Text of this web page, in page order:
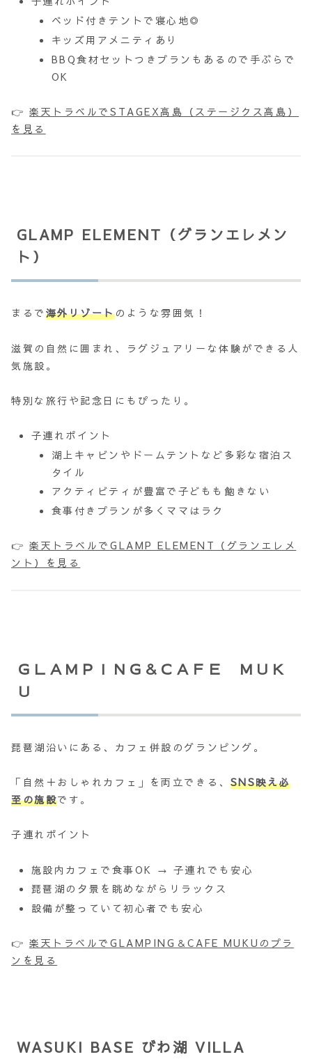
ベッド付きテントで寝心地◎
キッズ用アメニティあり
BBQ食材セットつきプランもあるので手ぶらで
OK
👉楽天トラベルでSTAGEX高島（ステージクス高島）
を見る
GLAMP ELEMENT（グランエレメン
ト）
まるで 海外リゾートのような雰囲気！
滋賀の自然に囲まれ、ラグジュアリーな体験ができる人
気施設。
特別な旅行や記念日にもぴったり。
子連れポイント
湖上キャビンやドームテントなど多彩な宿泊ス
タイル
アクティビティが豊富で子どもも飽きない
食事付きプランが多くママはラク
👉楽天トラベルでGLAMP ELEMENT（グランエレメ
ント）を見る
ＧＬＡＭＰＩＮＧ＆ＣＡＦＥ ＭＵＫ
Ｕ
琵琶湖沿いにある、カフェ併設のグランピング。
「自然＋おしゃれカフェ」を両立できる、 SNS映え必
至の施設です。
子連れポイント
施設内カフェで食事OK → 子連れでも安心
琵琶湖の夕景を眺めながらリラックス
設備が整っていて初心者でも安心
👉楽天トラベルでGLAMPING＆CAFE MUKUのプラ
ンを見る
WASUKI BASE びわ湖 VILLA